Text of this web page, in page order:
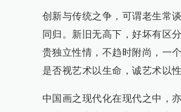
创新与传统之争，可谓老生常
同归。新旧无高下，好坏有区
贵独立性情，不趋时附尚，一
是否视艺术以生命，诚艺术以
中国画之现代化在现代之中，